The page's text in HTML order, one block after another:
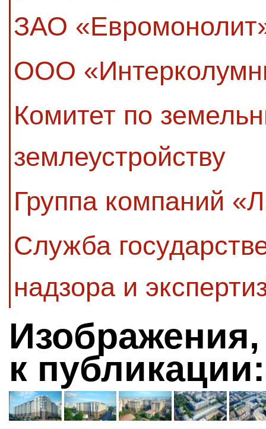
ЗАО
ООО
Комитет по
землеустройству
Группа компаний
Служба
надзора и
к публикации: